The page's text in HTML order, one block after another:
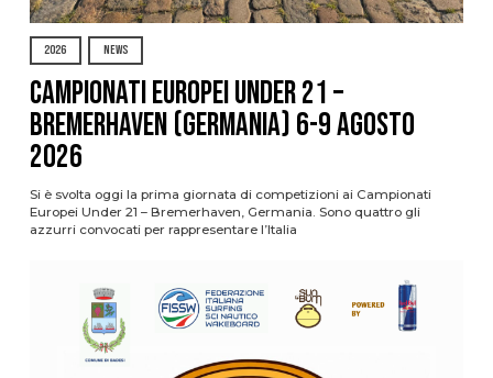
2026 NEWS
Campionati Europei Under 21 –
Bremerhaven (Germania) 6-9 agosto
2026
Si è svolta oggi la prima giornata di competizioni ai Campionati
Europei Under 21 – Bremerhaven, Germania. Sono quattro gli
azzurri convocati per rappresentare l’Italia